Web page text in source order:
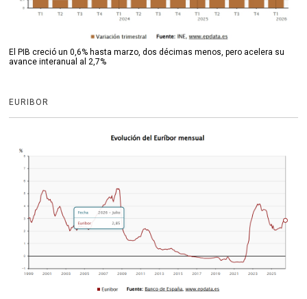
El PIB creció un 0,6% hasta marzo, dos décimas menos, pero acelera su
avance interanual al 2,7%
EURIBOR